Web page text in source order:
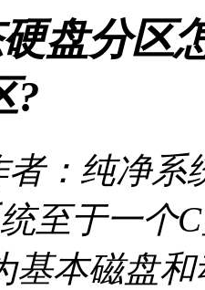
盘分区
?
者：纯净系
至于一个
基本磁盘